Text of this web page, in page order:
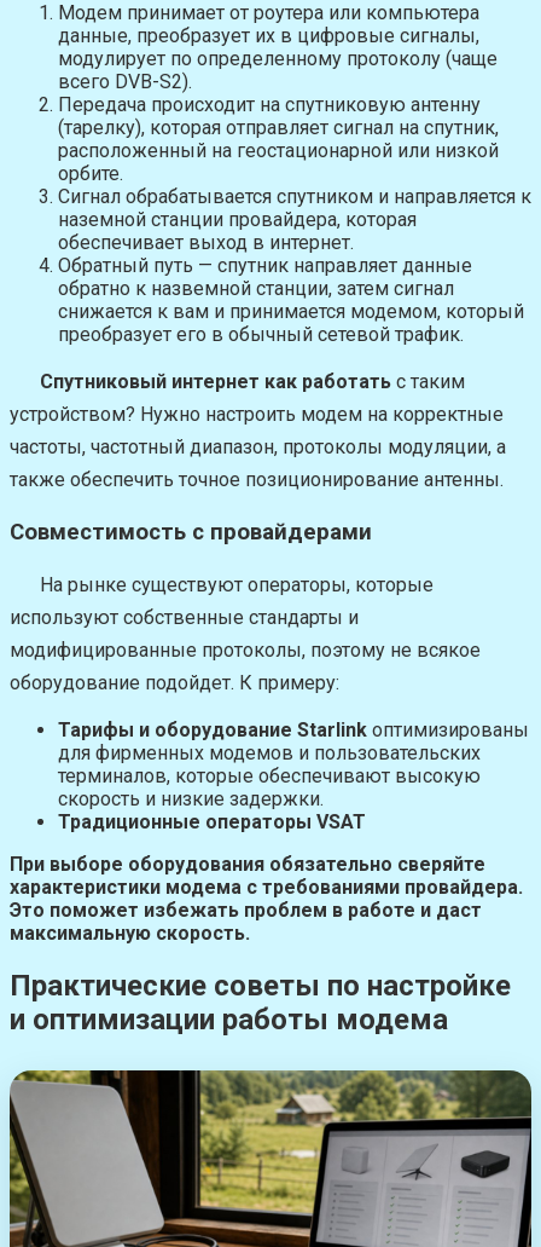
Модем принимает от роутера или компьютера
данные, преобразует их в цифровые сигналы,
модулирует по определенному протоколу (чаще
всего DVB-S2).
Передача происходит на спутниковую антенну
(тарелку), которая отправляет сигнал на спутник,
расположенный на геостационарной или низкой
орбите.
Сигнал обрабатывается спутником и направляется к
наземной станции провайдера, которая
обеспечивает выход в интернет.
Обратный путь — спутник направляет данные
обратно к назвемной станции, затем сигнал
снижается к вам и принимается модемом, который
преобразует его в обычный сетевой трафик.
Спутниковый интернет как работатьс таким
устройством? Нужно настроить модем на корректные
частоты, частотный диапазон, протоколы модуляции, а
также обеспечить точное позиционирование антенны.
Совместимость с провайдерами
На рынке существуют операторы, которые
используют собственные стандарты и
модифицированные протоколы, поэтому не всякое
оборудование подойдет. К примеру:
Тарифы и оборудование Starlink оптимизированы
для фирменных модемов и пользовательских
терминалов, которые обеспечивают высокую
скорость и низкие задержки.
Традиционные операторы VSAT
При выборе оборудования обязательно сверяйте
характеристики модема с требованиями провайдера.
Это поможет избежать проблем в работе и даст
максимальную скорость.
Практические советы по настройке
и оптимизации работы модема